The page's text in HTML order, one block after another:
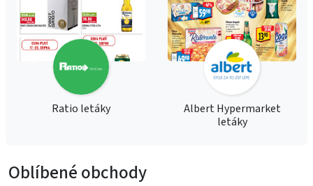
Ratio letáky
Albert Hypermarket
letáky
Oblíbené obchody